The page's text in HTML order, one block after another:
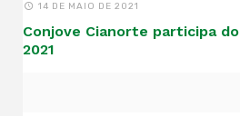
14 DE MAIO DE 2021
Conjove Cianorte participa
2021